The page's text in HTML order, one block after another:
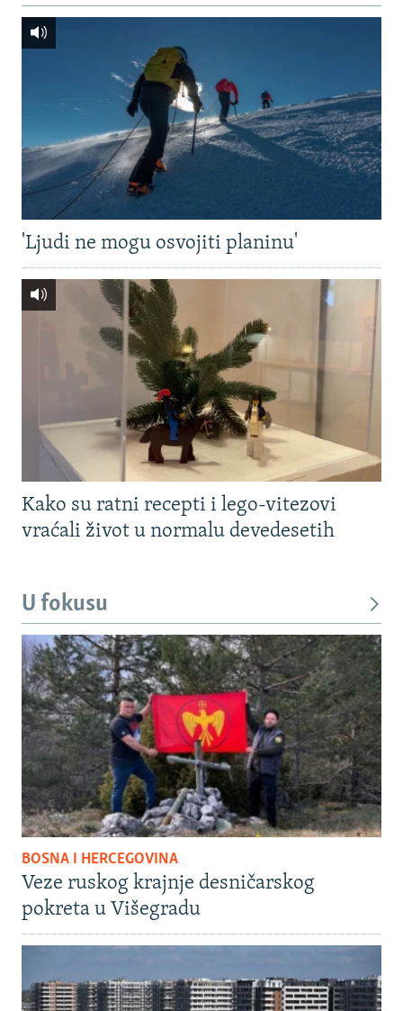
'Ljudi ne mogu osvojiti planinu'
Kako su ratni recepti i lego-vitezovi
vraćali život u normalu devedesetih
U fokusu
BOSNA I HERCEGOVINA
Veze ruskog krajnje desničarskog
pokreta u Višegradu